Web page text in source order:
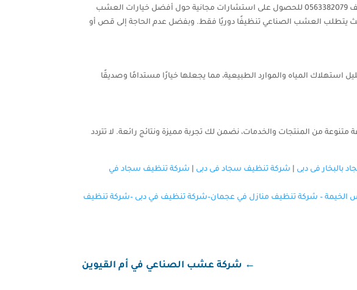
أو الاتصال على الهاتف 0563382079 للحصول على استشارات مجانية حول أفضل خيارات العشب
يتطلب العشب الصناعي تنظيفًا دوريًا فقط. وبفضل عدم الحاجة إلى قص أو
المياه والموارد الطبيعية، مما يجعلها خيارًا مستدامًا وصديقًا
من المنتجات والخدمات، نضمن لك تجربة مميزة ونتائج رائعة. لا تتردد
بالبخار فى دبى شركة تنظيف سجاد فى دبى
شركة تنظيف سجاد في
الخيمة – شركة تنظيف منازل في عجمان–شركة تنظيف في دبى –شركة تنظيف
← شركة عشب الصناعي في أم القيوين